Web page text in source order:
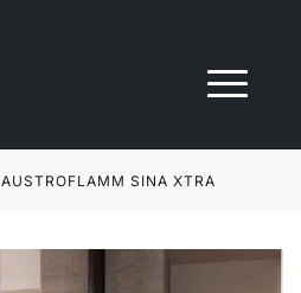
AUSTROFLAMM SINA XTRA